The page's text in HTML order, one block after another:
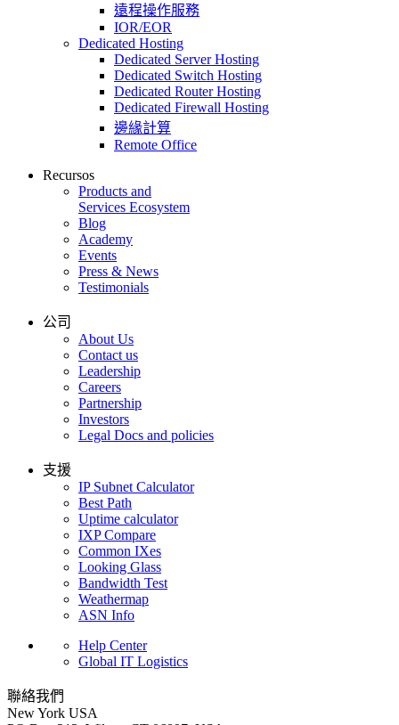
遠程操作服務
IOR/EOR
Dedicated Hosting
Dedicated Server Hosting
Dedicated Switch Hosting
Dedicated Router Hosting
Dedicated Firewall Hosting
邊緣計算
Remote Office
Recursos
Products and
Services Ecosystem
Blog
Academy
Events
Press & News
Testimonials
公司
About Us
Contact us
Leadership
Careers
Partnership
Investors
Legal Docs and policies
支援
IP Subnet Calculator
Best Path
Uptime calculator
IXP Compare
Common IXes
Looking Glass
Bandwidth Test
Weathermap
ASN Info
Help Center
Global IT Logistics
聯絡我們
New York USA